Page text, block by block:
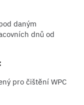
daným
dnů od
pro čištění WPC